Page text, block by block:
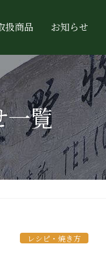
扱商品 お知らせ
一覧
レシピ・焼き方